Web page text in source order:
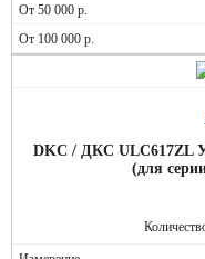
DKC / ДКС ULC617ZL
(для